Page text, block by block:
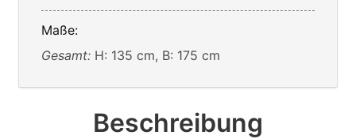
Maße:
Gesamt: H: 135 cm, B: 175 cm
Beschreibung